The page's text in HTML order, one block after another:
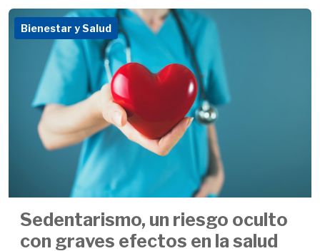
Bienestar y Salud
Sedentarismo, un riesgo oculto
con graves efectos en la salud